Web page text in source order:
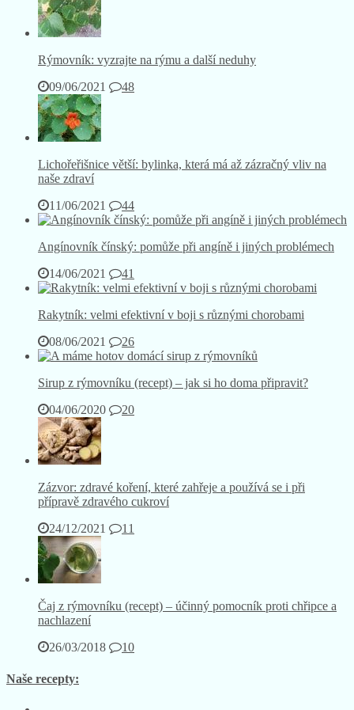
Rýmovník: vyzrajte na rýmu a další neduhy
09/06/2021
48
Lichořeřišnice větší: bylinka, která má až zázračný vliv na
naše zdraví
11/06/2021
44
Angínovník čínský: pomůže při angíně i jiných problémech
14/06/2021
41
Rakytník: velmi efektivní v boji s různými chorobami
08/06/2021
26
Sirup z rýmovníku (recept) – jak si ho doma připravit?
04/06/2020
20
Zázvor: zdravé koření, které zahřeje a používá se i při
přípravě zdravého cukroví
24/12/2021
11
Čaj z rýmovníku (recept) – účinný pomocník proti chřipce a
nachlazení
26/03/2018
10
Naše recepty: